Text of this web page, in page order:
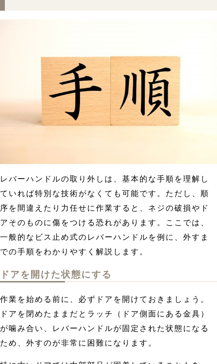
レバーハンドルの取り外しは、基本的な手順を理解し
ていれば特別な技術がなくても可能です。ただし、順
序を間違えたり力任せに作業すると、ネジの破損やド
アそのものに傷をつける恐れがあります。ここでは、
一般的なビス止め式のレバーハンドルを例に、外すま
での手順をわかりやすく解説します。
ドアを開けた状態にする
作業を始める前に、必ずドアを開けておきましょう。
ドアを閉めたままだとラッチ（ドア側面にある金具）
が噛み合い、レバーハンドルが固定された状態になる
ため、外すのが非常に困難になります。